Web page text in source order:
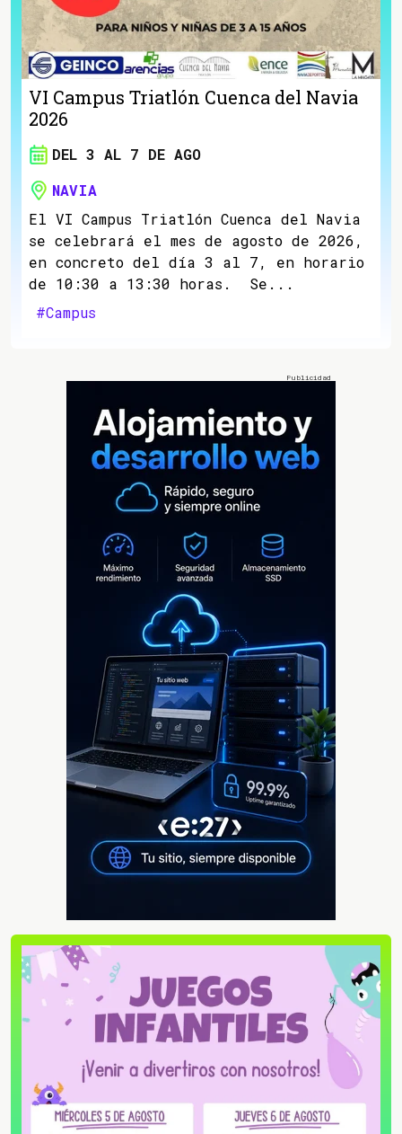
VI Campus Triatlón Cuenca del Navia
2026
DEL 3 AL 7 DE AGO
NAVIA
El VI Campus Triatlón Cuenca del Navia
se celebrará el mes de agosto de 2026,
en concreto del día 3 al 7, en horario
de 10:30 a 13:30 horas. Se...
#Campus